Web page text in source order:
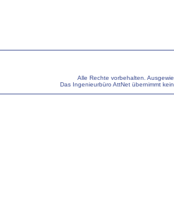
Alle Rechte vorbehalten.
Das Ingenieurbüro AttNet übernimmt